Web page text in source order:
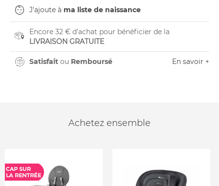
J'ajoute à ma liste de naissance
Encore 32 € d'achat pour bénéficier de la
LIVRAISON GRATUITE
Satisfait ou Remboursé En savoir +
Achetez ensemble